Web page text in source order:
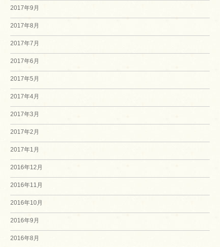
2017年9月
2017年8月
2017年7月
2017年6月
2017年5月
2017年4月
2017年3月
2017年2月
2017年1月
2016年12月
2016年11月
2016年10月
2016年9月
2016年8月